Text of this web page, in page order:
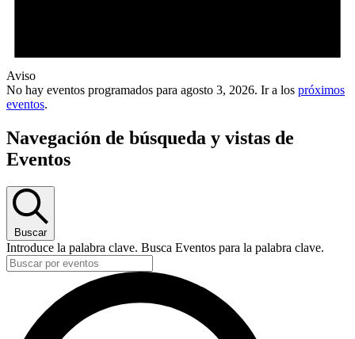
Aviso
No hay eventos programados para agosto 3, 2026. Ir a los próximos
eventos.
Navegación de búsqueda y vistas de
Eventos
Buscar
Introduce la palabra clave. Busca Eventos para la palabra clave.